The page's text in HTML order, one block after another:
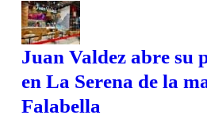
Juan Valdez abre su
en La Serena de la
Falabella